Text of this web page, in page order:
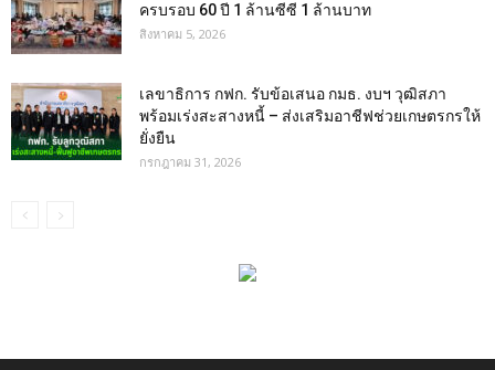
ครบรอบ 60 ปี 1 ล้านซีซี 1 ล้านบาท
สิงหาคม 5, 2026
เลขาธิการ กฟก. รับข้อเสนอ กมธ. งบฯ วุฒิสภา
พร้อมเร่งสะสางหนี้ – ส่งเสริมอาชีฟช่วยเกษตรกรให้
ยั่งยืน
กรกฎาคม 31, 2026